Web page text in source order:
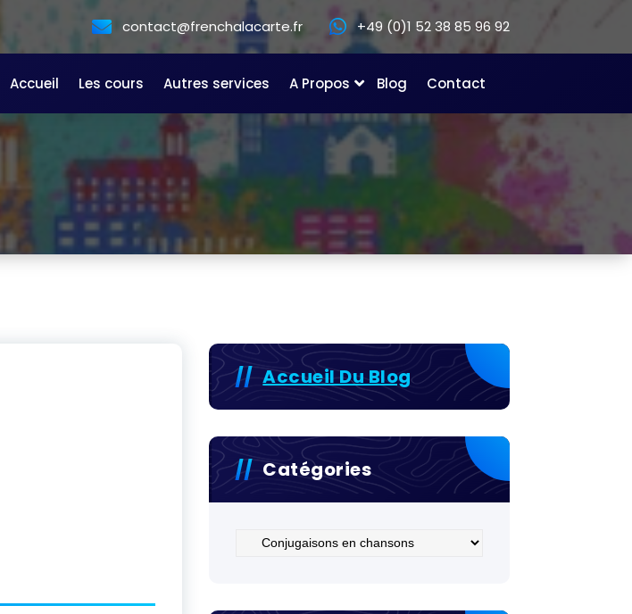
contact@frenchalacarte.fr +49 (0)1 52 38 85 96 92
Accueil Les cours Autres services A Propos Blog Contact
Accueil Du Blog
Catégories
Catégories